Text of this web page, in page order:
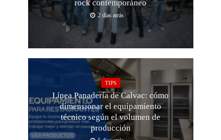
rock contemporáneo
2 días atrás
TIPS
Línea Panadería de Calvac: cómo
dimensionar el equipamiento
técnico según el volumen de
producción